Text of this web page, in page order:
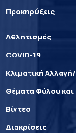
Προκηρύξεις
Αθλητισμός
COVID-19
Κλιματική
Θέματα Φύλου και
Βίντεο
Διακρίσεις